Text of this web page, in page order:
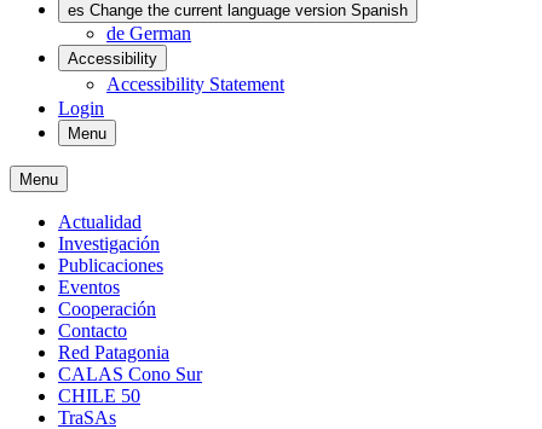
es Change the current language version Spanish
de German
Accessibility
Accessibility Statement
Login
Menu
Menu
Actualidad
Investigación
Publicaciones
Eventos
Cooperación
Contacto
Red Patagonia
CALAS Cono Sur
CHILE 50
TraSAs